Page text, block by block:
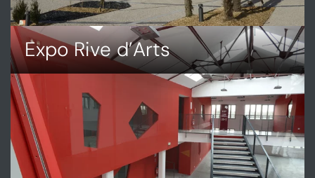
Expo Rive d’Arts
DÉCOUVRIR
EXPO
RIVE
D’ARTS